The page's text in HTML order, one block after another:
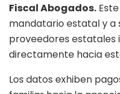
Fiscal Abogados.
mandatario estatal y a
proveedores estatales
directamente hacia
Los datos exhiben